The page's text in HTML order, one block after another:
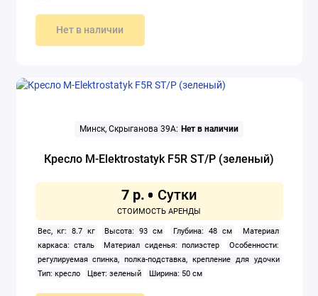
Нет в наличии
Минск, Скрыганова 39А: Нет в наличии
Кресло M-Elektrostatyk F5R ST/P (зеленый)
7 р.
Вес, кг: 8.7 кг Высота: 93 см Глубина: 48 см
Материал
каркаса: сталь
Материал сиденья: полиэстер
Особенности:
регулируемая спинка, полка-подставка, крепление для удочки
Тип: кресло
Цвет: зеленый Ширина: 50 см